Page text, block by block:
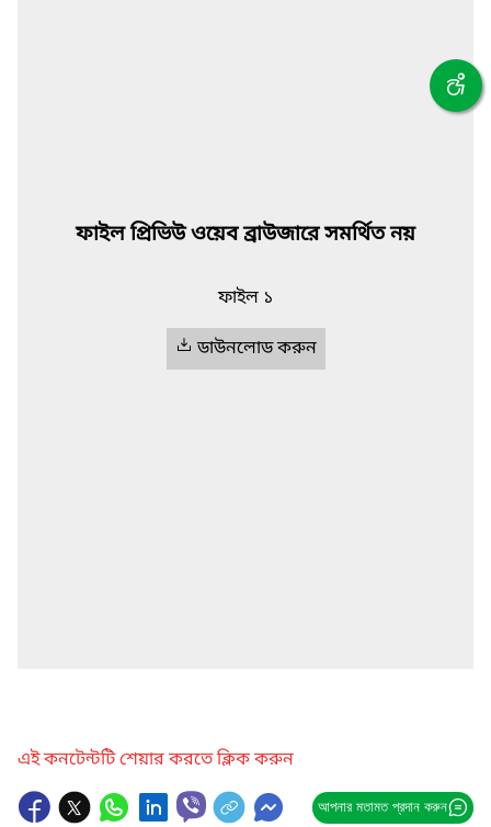
ফাইল প্রিভিউ ওয়েব ব্রাউজারে সমর্থিত নয়
ফাইল ১
ডাউনলোড করুন
এই কনটেন্টটি শেয়ার করতে ক্লিক করুন
আপনার মতামত প্রদান করুন